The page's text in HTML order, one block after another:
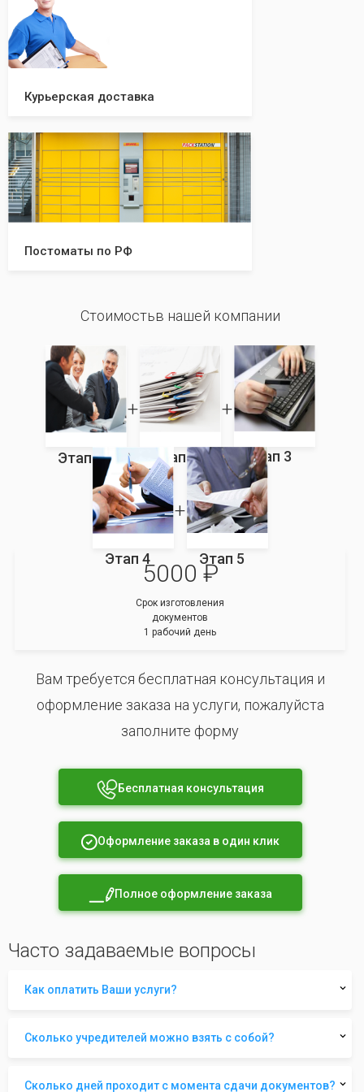
Курьерская доставка
Постоматы по РФ
Стоимостьв нашей компании
Этап 1 Этап 2 Этап 3
Этап 4 Этап 5
5000 ₽
Срок изготовления
документов
1 рабочий день
Вам требуется бесплатная консультация и
оформление заказа на услуги, пожалуйста
заполните форму
Бесплатная консультация
Оформление заказа в один клик
Полное оформление заказа
Часто задаваемые вопросы
Как оплатить Ваши услуги?
Сколько учредителей можно взять с собой?
Сколько дней проходит с момента сдачи документов?